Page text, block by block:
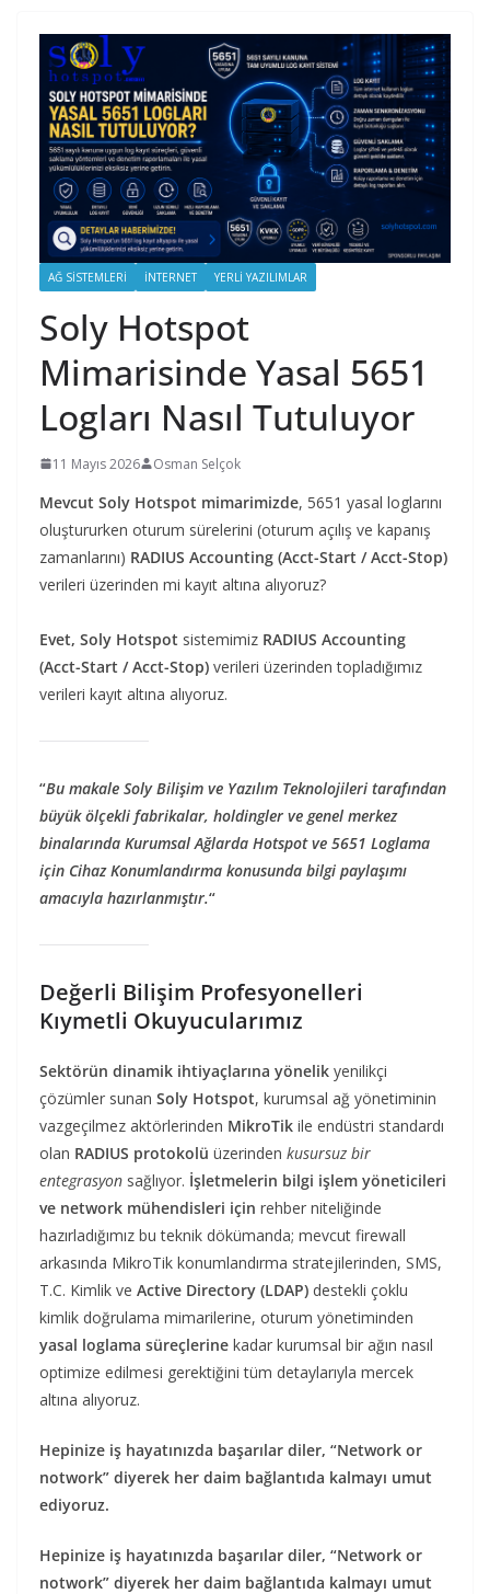
AĞ SISTEMLERI İNTERNET YERLI YAZILIMLAR
Soly Hotspot
Mimarisinde Yasal 5651
Logları Nasıl Tutuluyor
11 Mayıs 2026 Osman Selçok
Mevcut Soly Hotspot mimarimizde, 5651 yasal loglarını
oluştururken oturum sürelerini (oturum açılış ve kapanış
zamanlarını) RADIUS Accounting (Acct-Start / Acct-Stop)
verileri üzerinden mi kayıt altına alıyoruz?
Evet, Soly Hotspot sistemimiz RADIUS Accounting
(Acct-Start / Acct-Stop) verileri üzerinden topladığımız
verileri kayıt altına alıyoruz.
“Bu makale Soly Bilişim ve Yazılım Teknolojileri tarafından
büyük ölçekli fabrikalar, holdingler ve genel merkez
binalarında Kurumsal Ağlarda Hotspot ve 5651 Loglama
için Cihaz Konumlandırma konusunda bilgi paylaşımı
amacıyla hazırlanmıştır.“
Değerli Bilişim Profesyonelleri
Kıymetli Okuyucularımız
Sektörün dinamik ihtiyaçlarına yönelik yenilikçi
çözümler sunan Soly Hotspot, kurumsal ağ yönetiminin
vazgeçilmez aktörlerinden MikroTik ile endüstri standardı
olan RADIUS protokolü üzerinden kusursuz bir
entegrasyon sağlıyor. İşletmelerin bilgi işlem yöneticileri
ve network mühendisleri için rehber niteliğinde
hazırladığımız bu teknik dökümanda; mevcut firewall
arkasında MikroTik konumlandırma stratejilerinden, SMS,
T.C. Kimlik ve Active Directory (LDAP) destekli çoklu
kimlik doğrulama mimarilerine, oturum yönetiminden
yasal loglama süreçlerine kadar kurumsal bir ağın nasıl
optimize edilmesi gerektiğini tüm detaylarıyla mercek
altına alıyoruz.
Hepinize iş hayatınızda başarılar diler, “Network or
notwork” diyerek her daim bağlantıda kalmayı umut
ediyoruz.
Hepinize iş hayatınızda başarılar diler, “Network or
notwork” diyerek her daim bağlantıda kalmayı umut